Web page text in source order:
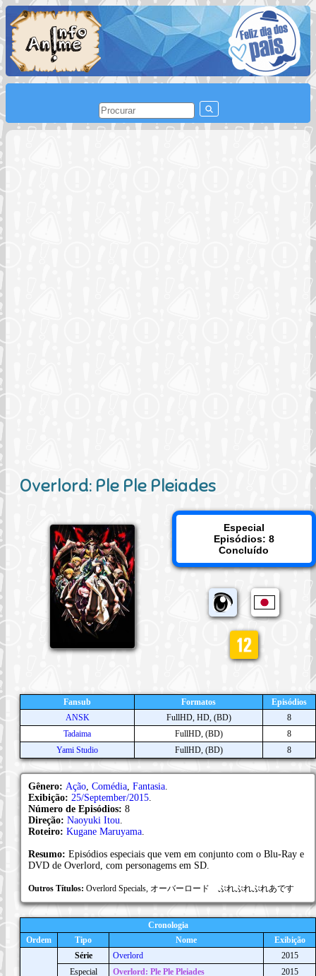
Overlord: Ple Ple Pleiades
Especial
Episódios: 8
Concluído
Fansub Formatos
Episódios
ANSK
FullHD, HD, (BD)
8
Tadaima
FullHD, (BD)
8
Yami Studio
FullHD, (BD) 8
Gênero: Ação Comédia Fantasia
Exibição: 25/September/2015
Número de Episódios: 8
Direção: Naoyuki Itou
Roteiro: Kugane Maruyama
Resumo: Episódios especiais que vem em conjunto com o Blu-Ray e
DVD de Overlord, com personagems em SD.
Outros Títulos: Overlord Specials, オーバーロード ぷれぷれぷれあです
Cronologia
Ordem
Tipo Nome Exibição
Série Overlord
2015
Especial
Overlord: Ple Ple Pleiades
2015